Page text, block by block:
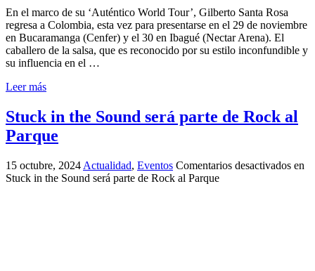
En el marco de su ‘Auténtico World Tour’, Gilberto Santa Rosa
regresa a Colombia, esta vez para presentarse en el 29 de noviembre
en Bucaramanga (Cenfer) y el 30 en Ibagué (Nectar Arena). El
caballero de la salsa, que es reconocido por su estilo inconfundible y
su influencia en el …
Leer más
Stuck in the Sound será parte de Rock al
Parque
15 octubre, 2024 Actualidad, Eventos Comentarios desactivados en
Stuck in the Sound será parte de Rock al Parque